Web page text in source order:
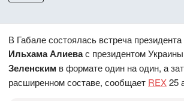
В Габале состоялась встреча
Ильхама Алиевас президентом Украины
Зеленским в формате один на один, а
расширенном составе, сообщает REX25